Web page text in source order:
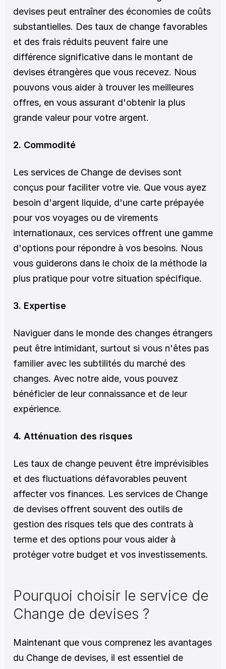
devises peut entraîner des économies de coûts
substantielles. Des taux de change favorables
et des frais réduits peuvent faire une
différence significative dans le montant de
devises étrangères que vous recevez. Nous
pouvons vous aider à trouver les meilleures
offres, en vous assurant d'obtenir la plus
grande valeur pour votre argent.
2. Commodité
Les services de Change de devises sont
conçus pour faciliter votre vie. Que vous ayez
besoin d'argent liquide, d'une carte prépayée
pour vos voyages ou de virements
internationaux, ces services offrent une gamme
d'options pour répondre à vos besoins. Nous
vous guiderons dans le choix de la méthode la
plus pratique pour votre situation spécifique.
3. Expertise
Naviguer dans le monde des changes étrangers
peut être intimidant, surtout si vous n'êtes pas
familier avec les subtilités du marché des
changes. Avec notre aide, vous pouvez
bénéficier de leur connaissance et de leur
expérience.
4. Atténuation des risques
Les taux de change peuvent être imprévisibles
et des fluctuations défavorables peuvent
affecter vos finances. Les services de Change
de devises offrent souvent des outils de
gestion des risques tels que des contrats à
terme et des options pour vous aider à
protéger votre budget et vos investissements.
Pourquoi choisir le service de
Change de devises ?
Maintenant que vous comprenez les avantages
du Change de devises, il est essentiel de